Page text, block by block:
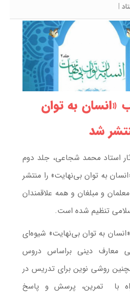
|
«انسان به توان
شد
استاد محمد شجاعی، جلد دوم
به توان بی‌نهایت» را منتشر
و مبلغان و همه علاقمندان
تنظیم شده است.
به توان بی‌نهایت» شیوه‌ای
معارف دینی براساس دروس
روشی نوین برای تدریس در
با تمرین، پرسش و پاسخ